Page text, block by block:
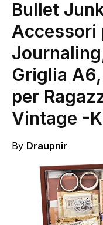
Bullet
Accessori
Griglia
per
Vintage -
By Draupnir